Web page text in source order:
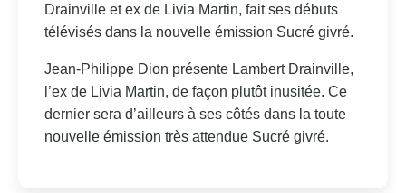
Drainville et ex de Livia Martin, fait ses débuts
télévisés dans la nouvelle émission Sucré givré.
Jean-Philippe Dion présente Lambert Drainville,
l’ex de Livia Martin, de façon plutôt inusitée. Ce
dernier sera d’ailleurs à ses côtés dans la toute
nouvelle émission très attendue Sucré givré.